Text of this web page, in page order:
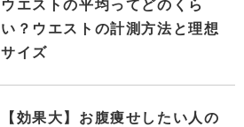
ウエストの平均ってどのくら
い？ウエストの計測方法と理想
サイズ
【効果大】お腹痩せしたい人の